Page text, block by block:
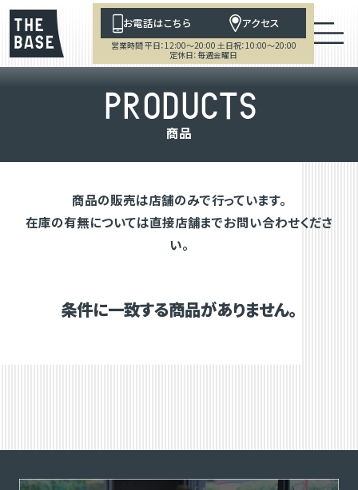
お電話はこちら アクセス
営業時間 平日：12:00～20:00 土日祝：10:00～20:00
定休日：毎週金曜日
PRODUCTS
商品
商品の販売は店舗のみで行っています。
在庫の有無については直接店舗までお問い合わせくださ
い。
条件に一致する商品がありません。